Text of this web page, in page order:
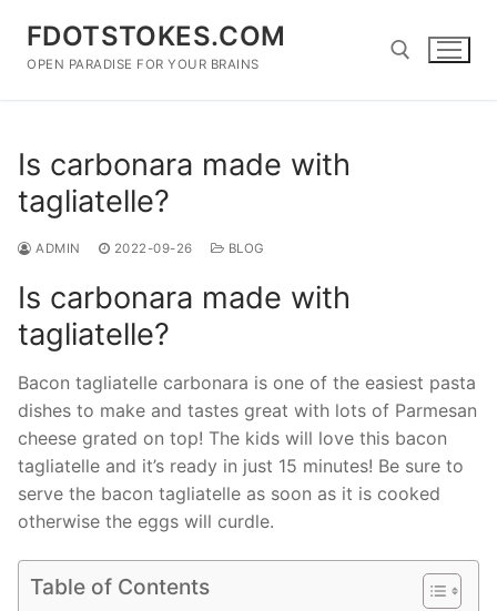
content
FDOTSTOKES.COM
OPEN PARADISE FOR YOUR BRAINS
Is carbonara made with
tagliatelle?
ADMIN 2022-09-26 BLOG
Is carbonara made with
tagliatelle?
Bacon tagliatelle carbonara is one of the easiest pasta
dishes to make and tastes great with lots of Parmesan
cheese grated on top! The kids will love this bacon
tagliatelle and it’s ready in just 15 minutes! Be sure to
serve the bacon tagliatelle as soon as it is cooked
otherwise the eggs will curdle.
Table of Contents